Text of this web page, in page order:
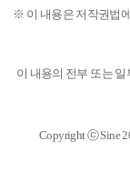
※ 이 내용은 저작권법
이 내용의 전부 또는
Copyrightⓒ Sine